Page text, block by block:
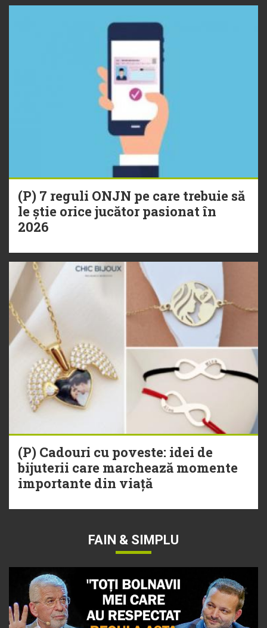
(P) 7 reguli ONJN pe care trebuie să
le știe orice jucător pasionat în
2026
(P) Cadouri cu poveste: idei de
bijuterii care marchează momente
importante din viață
FAIN & SIMPLU